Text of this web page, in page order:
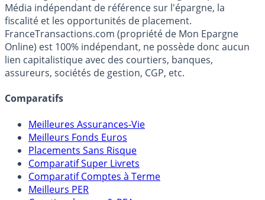
Premier guide épargne de France, en ligne depuis 2001.
Média indépendant de référence sur l'épargne, la
fiscalité et les opportunités de placement.
FranceTransactions.com (propriété de Mon Epargne
Online) est 100% indépendant, ne possède donc aucun
assureurs, sociétés de gestion, CGP, etc.
Comparatifs
Meilleures Assurances-Vie
Meilleurs Fonds Euros
Placements Sans Risque
Comparatif Super Livrets